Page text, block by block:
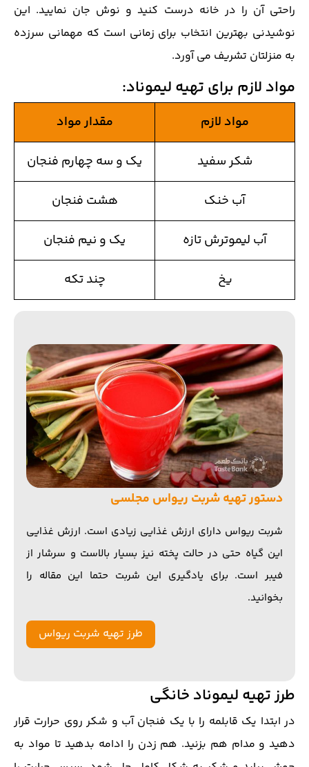
راحتی آن را در خانه درست کنید و نوش جان نمایید. این
نوشیدنی بهترین انتخاب برای زمانی است که مهمانی سرزده
به منزلتان تشریف می آورد.
مواد لازم برای تهیه لیموناد:
مواد لازم مقدار مواد
شکر سفید یک و سه چهارم فنجان
آب خنک هشت فنجان
آب لیموترش تازه یک و نیم فنجان
یخ چند تکه
دستور تهیه شربت ریواس مجلسی
شربت ریواس دارای ارزش غذایی زیادی است. ارزش غذایی
این گیاه حتی در حالت پخته نیز بسیار بالاست و سرشار از
فیبر است. برای یادگیری این شربت حتما این مقاله را
بخوانید.
طرز تهیه شربت ریواس
طرز تهیه لیموناد خانگی
در ابتدا یک قابلمه را با یک فنجان آب و شکر روی حرارت قرار
دهید و مدام هم بزنید. هم زدن را ادامه بدهید تا مواد به